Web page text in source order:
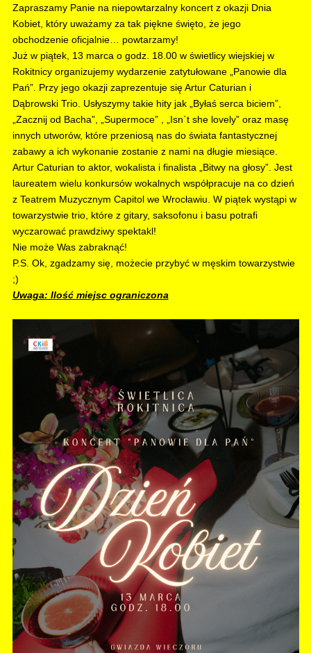
Zapraszamy Panie na niepowtarzalny koncert z okazji Dnia
Kobiet, który uważamy za tak piękne święto, że jego
obchodzenie oficjalnie… powtarzamy!
Już w piątek, 13 marca o godz. 18.00 w świetlicy wiejskiej w
Rokitnicy organizujemy wydarzenie zatytułowane „Panowie dla
Pań”. Przy jego okazji zaprezentuje się Artur Caturian i
Dąbrowski Trio. Usłyszymy takie hity jak „Byłaś serca biciem”,
„Zacznij od Bacha”, „Supermoce” , „Isn`t she lovely” oraz masę
innych utworów, które przeniosą nas do świata fantastycznej
zabawy a ich wykonanie zostanie z nami na długie miesiące.
Artur Caturian to aktor, wokalista i finalista „Bitwy na głosy”. Jest
laureatem wielu konkursów wokalnych współpracuje na co dzień
z Teatrem Muzycznym Capitol we Wrocławiu. W piątek wystąpi w
towarzystwie trio, które z gitary, saksofonu i basu potrafi
wyczarować prawdziwy spektakl!
Nie może Was zabraknąć!
P.S. Ok, zgadzamy się, możecie przybyć w męskim towarzystwie
;)
Uwaga: Ilość miejsc ograniczona